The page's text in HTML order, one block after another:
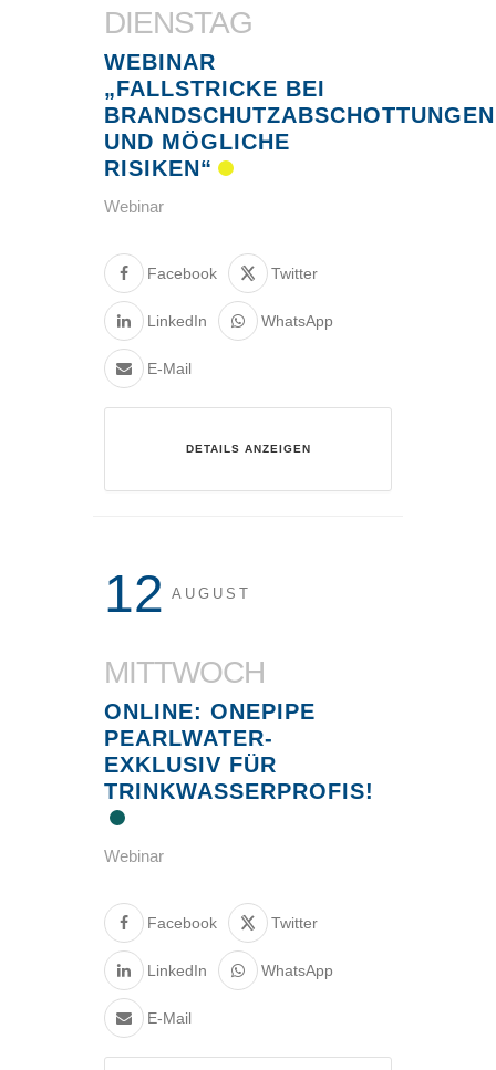
DIENSTAG
WEBINAR
„FALLSTRICKE BEI
BRANDSCHUTZABSCHOTTUNGEN
UND MÖGLICHE
RISIKEN“
Webinar
Facebook Twitter
LinkedIn WhatsApp
E-Mail
DETAILS ANZEIGEN
12 AUGUST
MITTWOCH
ONLINE: ONEPIPE
PEARLWATER-
EXKLUSIV FÜR
TRINKWASSERPROFIS!
Webinar
Facebook Twitter
LinkedIn WhatsApp
E-Mail